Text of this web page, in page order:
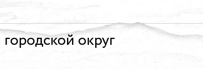
округ